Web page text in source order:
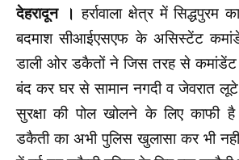
देहरादून । हर्रावाला क्षेत्र में सिद्धपुरम
बदमाश सीआईएसएफ के असिस्टेंट
डाली ओर डकैतों ने जिस तरह से कमांडेंट
बंद कर घर से सामान नगदी व जेवरात
सुरक्षा की पोल खोलने के लिए काफी
डकैती का अभी पुलिस खुलासा कर भी नहीं